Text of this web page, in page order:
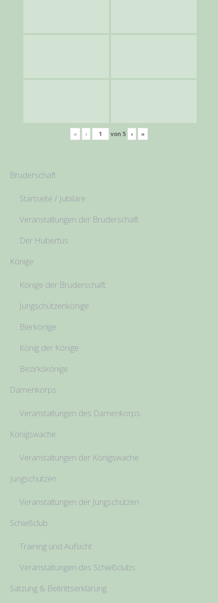
« ‹ von 5 › »
Bruderschaft
Startseite / Jubilare
Veranstaltungen der Bruderschaft
Der Hubertus
Könige
Könige der Bruderschaft
Jungschützenkönige
Bierkönige
König der Könige
Bezirkskönige
Damenkorps
Veranstaltungen des Damenkorps
Königswache
Veranstaltungen der Königswache
Jungschützen
Veranstaltungen der Jungschützen
Schießclub
Training und Aufsicht
Veranstaltungen des Schießclubs
Satzung & Beitrittserklärung